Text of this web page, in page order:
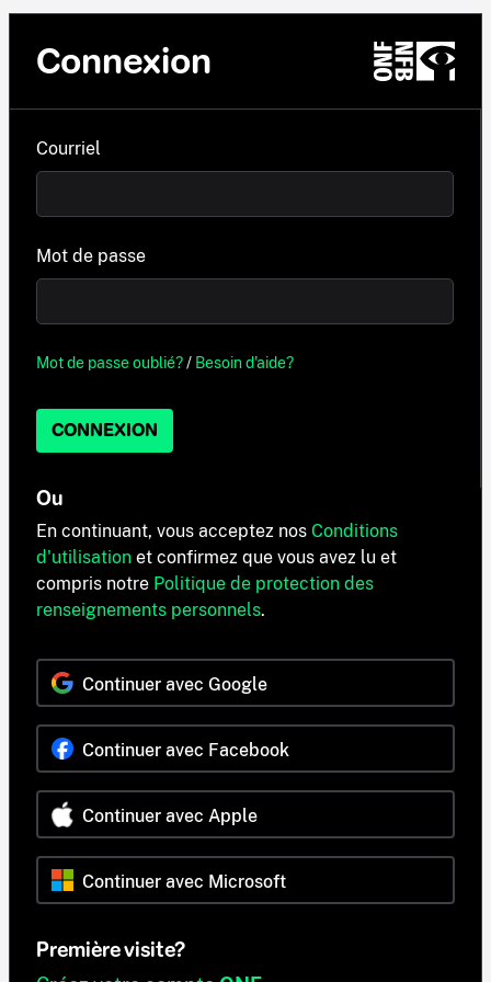
Connexion
Courriel
Mot de passe
Mot de passe oublié?/ Besoin d'aide?
CONNEXION
Ou
En continuant, vous acceptez nos Conditions
d'utilisation et confirmez que vous avez lu et
compris notre Politique de protection des
renseignements personnels.
Continuer avec Google
Continuer avec Facebook
Continuer avec Apple
Continuer avec Microsoft
Première visite?